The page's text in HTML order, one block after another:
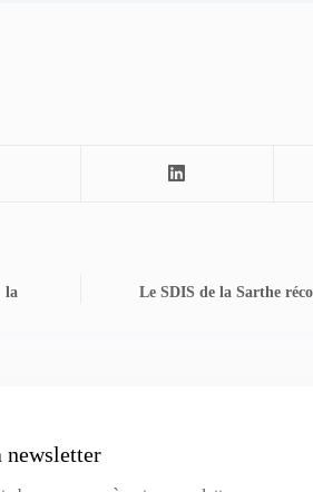
la
Le SDIS de la Sarthe
newsletter